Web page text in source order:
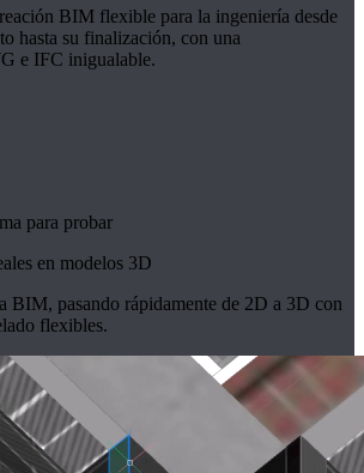
BIM flexible para la ingeniería desde
hasta su finalización, con una
e IFC inigualable.
para probar
en modelos 3D
BIM, pasando rápidamente de 2D a 3D con
flexibles.